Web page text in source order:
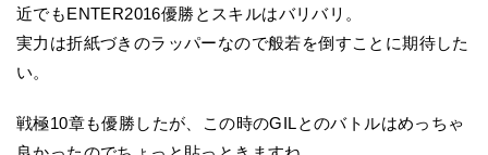
近でもENTER2016優勝とスキルはバリバリ。
実力は折紙づきのラッパーなので般若を倒すことに期待した
い。
戦極10章も優勝したが、この時のGILとのバトルはめっちゃ